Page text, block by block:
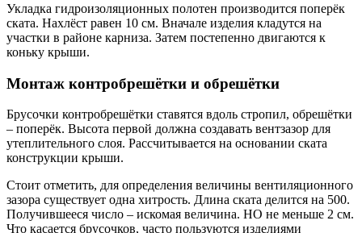
Укладка гидроизоляционных полотен производится поперёк
ската. Нахлёст равен 10 см. Вначале изделия кладутся на
участки в районе карниза. Затем постепенно двигаются к
коньку крыши.
Монтаж контробрешётки и обрешётки
Брусочки контробрешётки ставятся вдоль стропил, обрешётки
– поперёк. Высота первой должна создавать вентзазор для
утеплительного слоя. Рассчитывается на основании ската
конструкции крыши.
Стоит отметить, для определения величины вентиляционного
зазора существует одна хитрость. Длина ската делится на 500.
Получившееся число – искомая величина. НО не меньше 2 см.
Что касается брусочков, часто пользуются изделиями